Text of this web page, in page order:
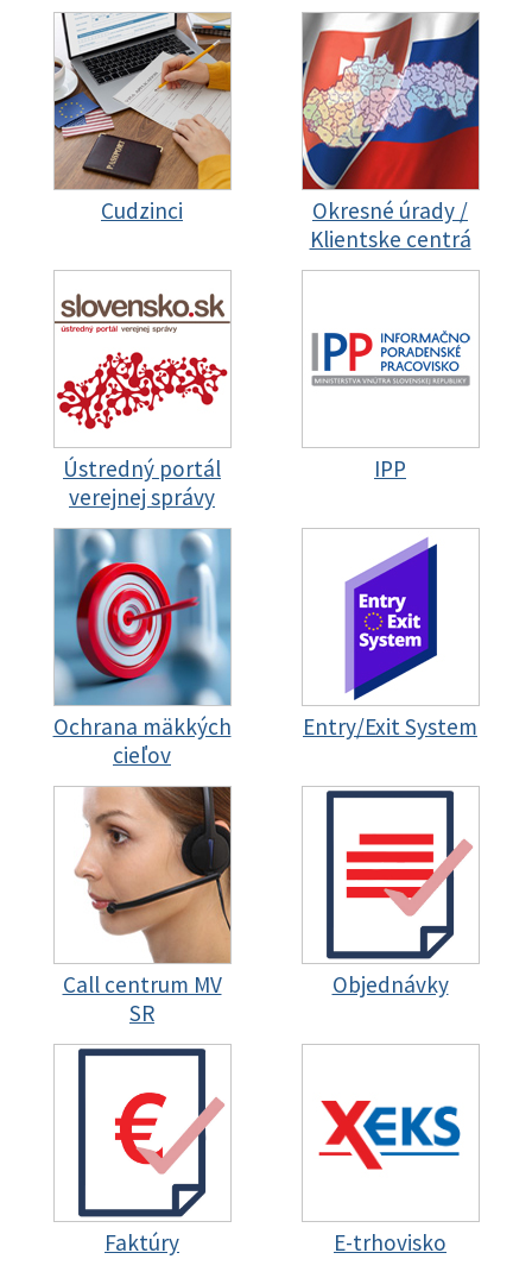
Cudzinci
Okresné úrady /
Klientske centrá
Ústredný portál
verejnej správy
IPP
Ochrana mäkkých
cieľov
Entry/Exit System
Call centrum MV
SR
Objednávky
Faktúry E-trhovisko